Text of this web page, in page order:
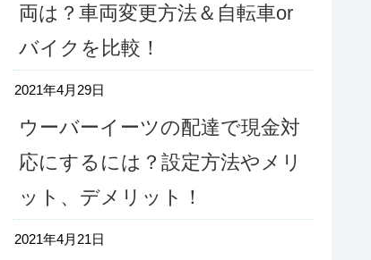
両は？車両変更方法＆自転車or
バイクを比較！
2021年4月29日
ウーバーイーツの配達で現金対
応にするには？設定方法やメリ
ット、デメリット！
2021年4月21日